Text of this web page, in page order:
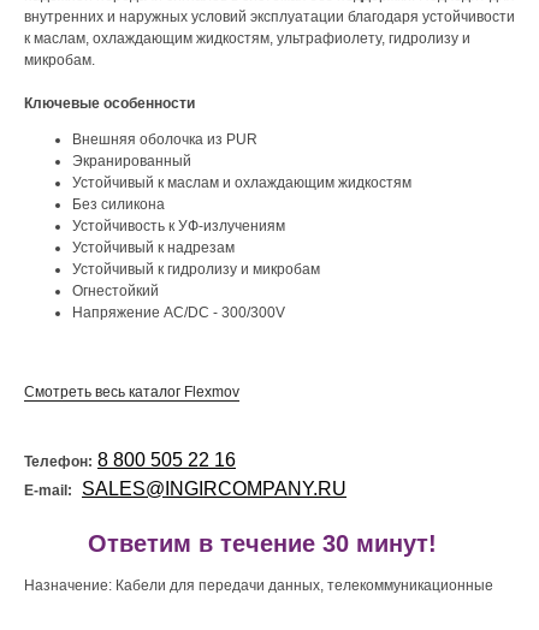
внутренних и наружных условий эксплуатации благодаря устойчивости
к маслам, охлаждающим жидкостям, ультрафиолету, гидролизу и
микробам.
Ключевые особенности
Внешняя оболочка из PUR
Экранированный
Устойчивый к маслам и охлаждающим жидкостям
Без силикона
Устойчивость к УФ-излучениям
Устойчивый к надрезам
Устойчивый к гидролизу и микробам
Огнестойкий
Напряжение AC/DC - 300/300V
Смотреть весь каталог Flexmov
Телефон: 8 800 505 22 16
E-mail: SALES@INGIRCOMPANY.RU
Ответим в течение 30 минут!
Назначение: Кабели для передачи данных, телекоммуникационные